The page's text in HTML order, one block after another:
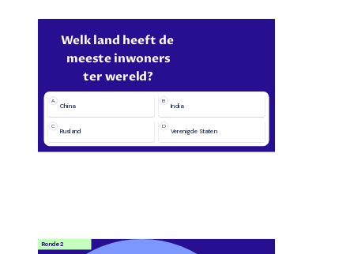
Welk land heeft de
meeste inwoners
ter wereld?
A
China
B
India
C
Rusland
D
Verenigde Staten
Ronde 2